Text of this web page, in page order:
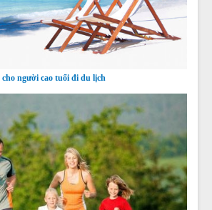
người cao tuổi đi du lịch